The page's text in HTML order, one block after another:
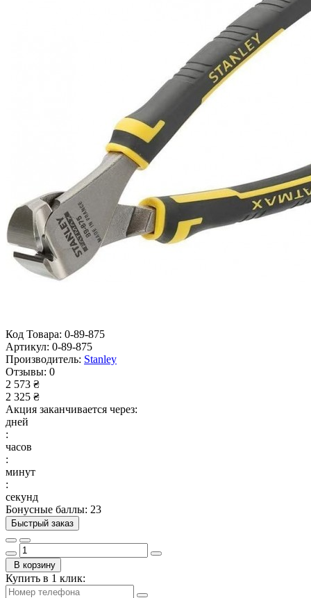
Код Товара: 0-89-875
Артикул: 0-89-875
Производитель: Stanley
Отзывы: 0
2 573 ₴
2 325 ₴
Акция заканчивается через:
дней
:
часов
:
минут
:
секунд
Бонусные баллы: 23
Быстрый заказ
В корзину
Купить в 1 клик: